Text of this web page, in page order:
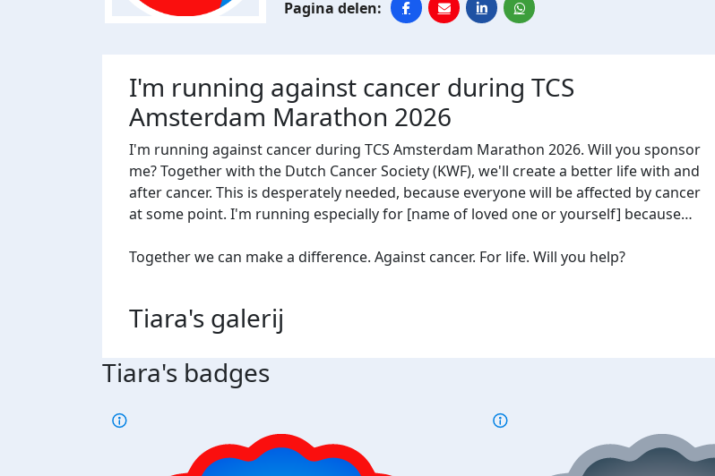
I'm running against cancer during TCS
Amsterdam Marathon 2026
I'm running against cancer during TCS Amsterdam Marathon 2026. Will you sponsor
me? Together with the Dutch Cancer Society (KWF), we'll create a better life with and
after cancer. This is desperately needed, because everyone will be affected by cancer
at some point. I'm running especially for [name of loved one or yourself] because…
Together we can make a difference. Against cancer. For life. Will you help?
Tiara's galerij
Tiara's badges